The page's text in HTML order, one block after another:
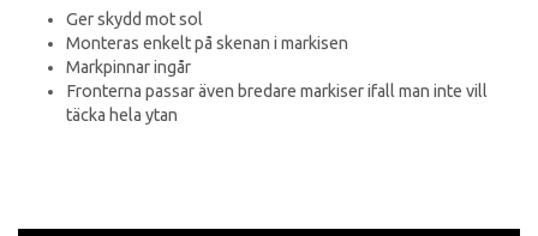
Ger skydd mot sol
Monteras enkelt på skenan i markisen
Markpinnar ingår
Fronterna passar även bredare markiser ifall man inte vill
täcka hela ytan